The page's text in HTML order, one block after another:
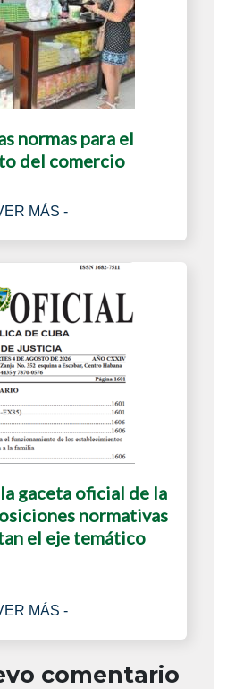
normas para el
del comercio
MÁS -
gaceta oficial de la
normativas
el eje temático
MÁS -
comentario